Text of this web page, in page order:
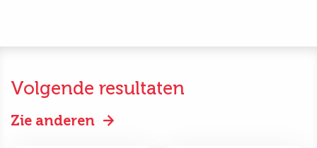
Volgende resultaten
Zie anderen